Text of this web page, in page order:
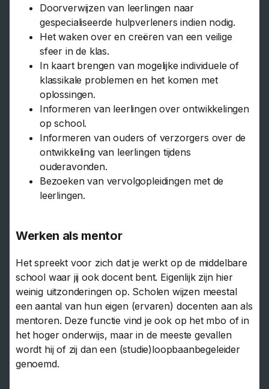
Doorverwijzen van leerlingen naar
gespecialiseerde hulpverleners indien nodig.
Het waken over en creëren van een veilige
sfeer in de klas.
In kaart brengen van mogelijke individuele of
klassikale problemen en het komen met
oplossingen.
Informeren van leerlingen over ontwikkelingen
op school.
Informeren van ouders of verzorgers over de
ontwikkeling van leerlingen tijdens
ouderavonden.
Bezoeken van vervolgopleidingen met de
leerlingen.
Werken als mentor
Het spreekt voor zich dat je werkt op de middelbare
school waar jij ook docent bent. Eigenlijk zijn hier
weinig uitzonderingen op. Scholen wijzen meestal
een aantal van hun eigen (ervaren) docenten aan als
mentoren. Deze functie vind je ook op het mbo of in
het hoger onderwijs, maar in de meeste gevallen
wordt hij of zij dan een (studie)loopbaanbegeleider
genoemd.